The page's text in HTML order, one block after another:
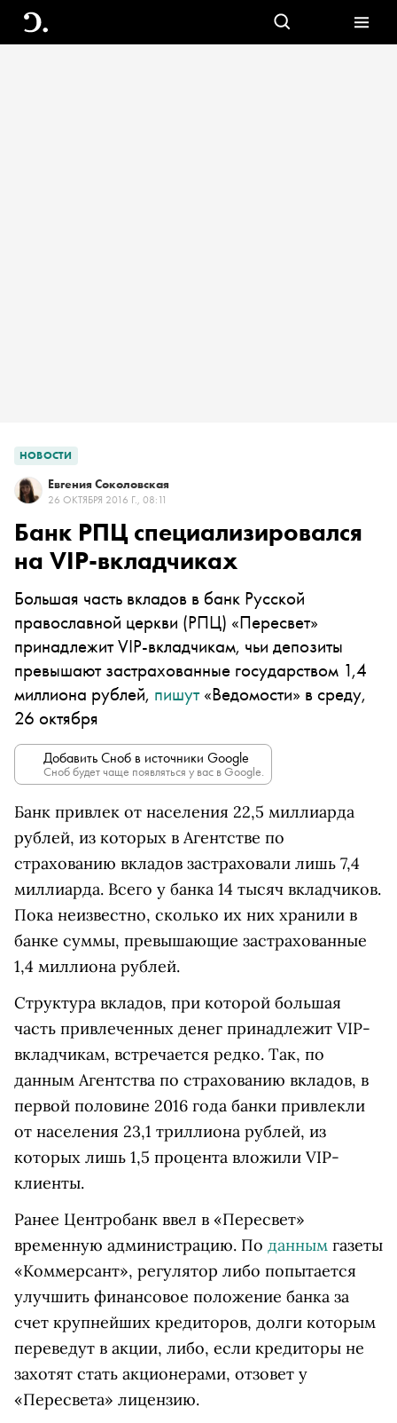
НОВОСТИ
Евгения Соколовская
26 ОКТЯБРЯ 2016 Г., 08:11
Банк РПЦ специализировался
на VIP-вкладчиках
Большая часть вкладов в банк Русской
православной церкви (РПЦ) «Пересвет»
принадлежит VIP-вкладчикам, чьи депозиты
превышают застрахованные государством 1,4
миллиона рублей, пишут«Ведомости» в среду,
26 октября
Добавить Сноб в источники Google
Сноб будет чаще появляться у вас в Google.
Банк привлек от населения 22,5 миллиарда
рублей, из которых в Агентстве по
страхованию вкладов застраховали лишь 7,4
миллиарда. Всего у банка 14 тысяч вкладчиков.
Пока неизвестно, сколько их них хранили в
банке суммы, превышающие застрахованные
1,4 миллиона рублей.
Структура вкладов, при которой большая
часть привлеченных денег принадлежит VIP-
вкладчикам, встречается редко. Так, по
данным Агентства по страхованию вкладов, в
первой половине 2016 года банки привлекли
от населения 23,1 триллиона рублей, из
которых лишь 1,5 процента вложили VIP-
клиенты.
Ранее Центробанк ввел в «Пересвет»
временную администрацию. По данным газеты
«Коммерсант», регулятор либо попытается
улучшить финансовое положение банка за
счет крупнейших кредиторов, долги которым
переведут в акции, либо, если кредиторы не
захотят стать акционерами, отзовет у
«Пересвета» лицензию.